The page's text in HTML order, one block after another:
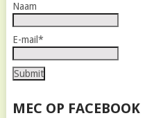
Naam
E-mail*
MEC OP FACEBOOK